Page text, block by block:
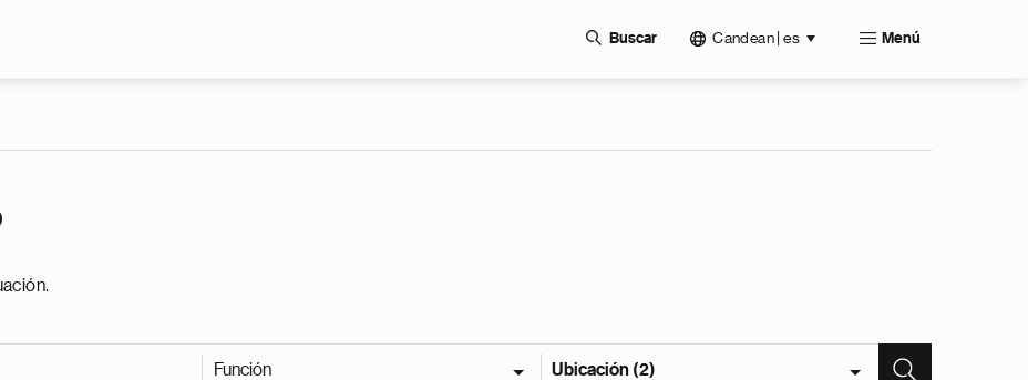
Buscar Candean | es Menú
Función Ubicación (2)